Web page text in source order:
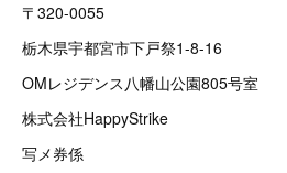
〒320-0055
栃木県宇都宮市下戸祭1-8-16
OMレジデンス八幡山公園805号室
株式会社HappyStrike
写メ券係